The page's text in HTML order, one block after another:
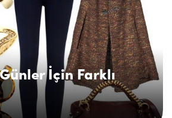
İçin Farklı